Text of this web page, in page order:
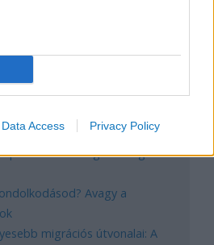
Data Access Privacy Policy
gyöngyszemei
politika és Kína gazdasági
Avagy a
migrációs útvonalai: A